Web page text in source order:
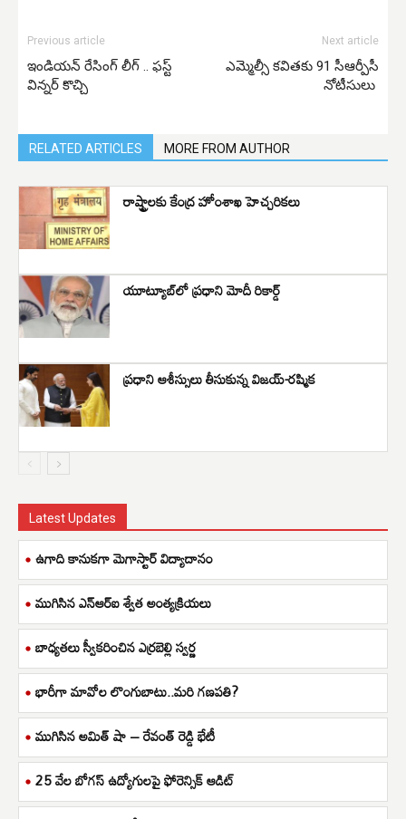
Previous article
ఇండియన్ రేసింగ్ లీగ్ .. ఫస్ట్
విన్నర్ కొచ్చి
Next article
ఎమ్మెల్సీ కవితకు 91 సీఆర్పీసీ
నోటీసులు
RELATED ARTICLES MORE FROM AUTHOR
రాష్ట్రాలకు కేంద్ర హోంశాఖ హెచ్చరికలు
యూట్యూబ్‌లో ప్రధాని మోదీ రికార్డ్
ప్రధాని ఆశీస్సులు తీసుకున్న విజయ్-రష్మిక
Latest Updates
ఉగాది కానుకగా మెగాస్టార్ విద్యాదానం
ముగిసిన ఎన్ఆర్ఐ శ్వేత అంత్యక్రియలు
బాధ్యతలు స్వీకరించిన ఎర్రబెల్లి స్వర్ణ
భారీగా మావోల లొంగుబాటు..మరి గణపతి?
ముగిసిన అమిత్ షా – రేవంత్ రెడ్డి భేటీ
25 వేల బోగస్ ఉద్యోగులపై ఫోరెన్సిక్ ఆడిట్